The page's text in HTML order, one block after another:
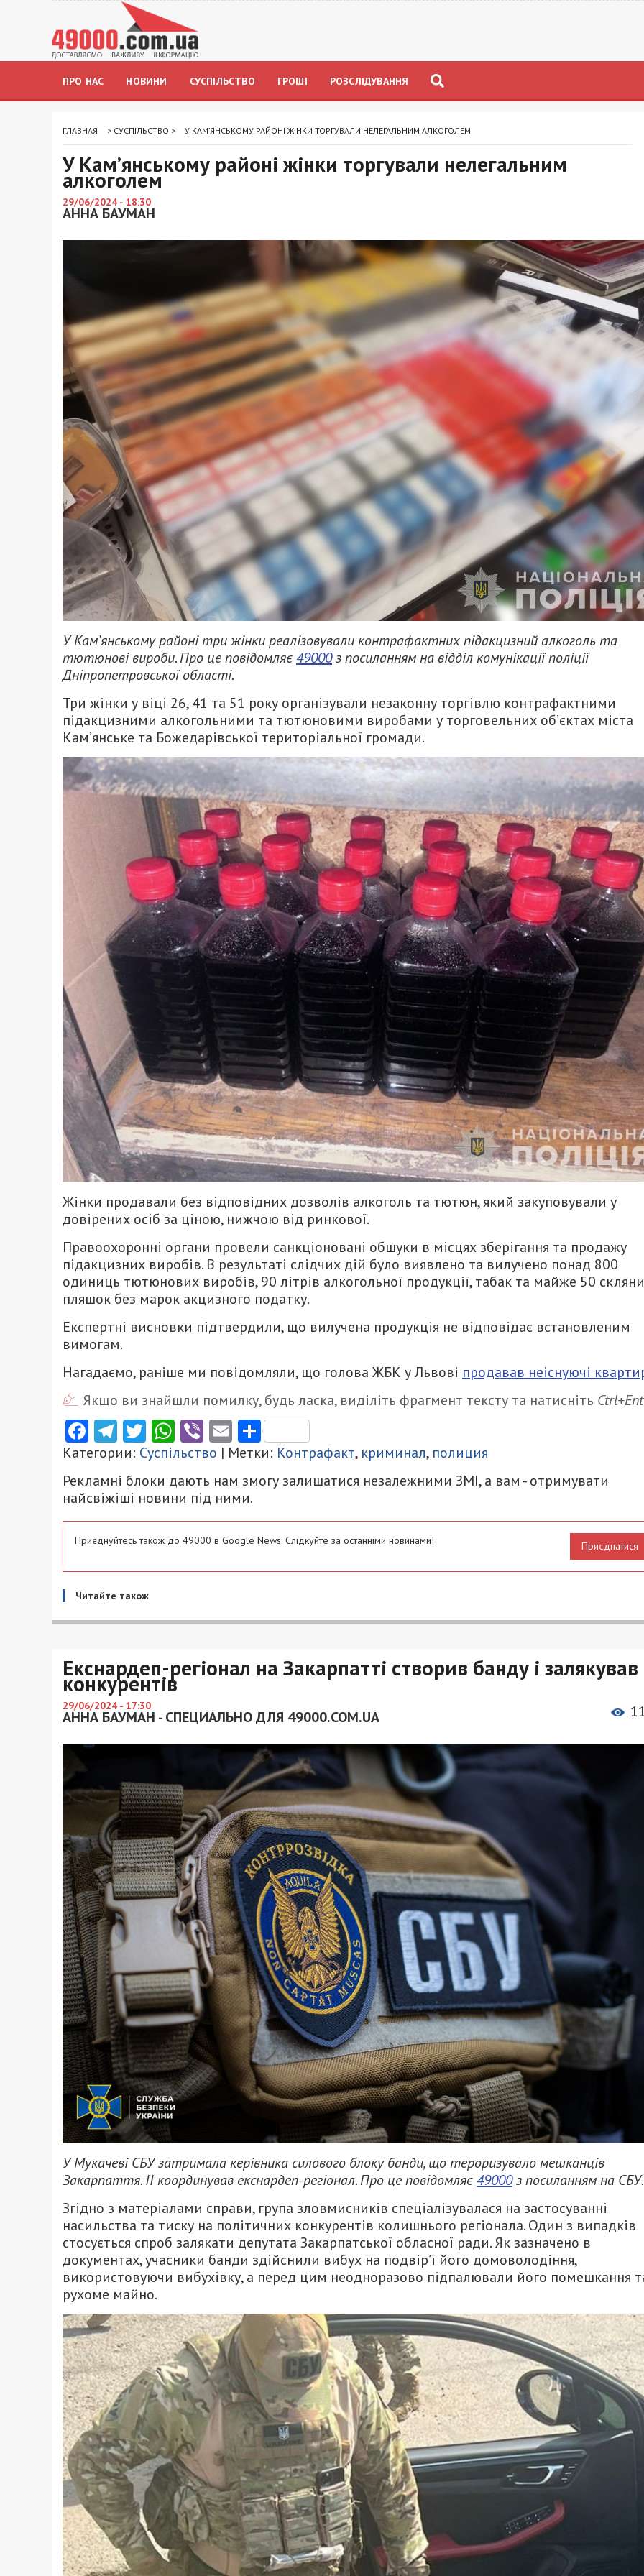
ПРО НАС НОВИНИ СУСПІЛЬСТВО ГРОШІ РОЗСЛІДУВАННЯ
ГЛАВНАЯ > СУСПІЛЬСТВО > У КАМ’ЯНСЬКОМУ РАЙОНІ ЖІНКИ ТОРГУВАЛИ НЕЛЕГАЛЬНИМ АЛКОГОЛЕМ
У Кам’янському районі жінки торгували нелегальним
алкоголем
29/06/2024 - 18:30
АННА БАУМАН
У Кам’янському районі три жінки реалізовували контрафактних підакцизний алкоголь та
тютюнові вироби. Про це повідомляє49000з посиланням на відділ комунікації поліції
Дніпропетровської області.
Три жінки у віці 26, 41 та 51 року організували незаконну торгівлю контрафактними
підакцизними алкогольними та тютюновими виробами у торговельних об’єктах міста
Кам’янське та Божедарівської територіальної громади.
Жінки продавали без відповідних дозволів алкоголь та тютюн, який закуповували у
довірених осіб за ціною, нижчою від ринкової.
Правоохоронні органи провели санкціоновані обшуки в місцях зберігання та продажу
підакцизних виробів. В результаті слідчих дій було виявлено та вилучено понад 800
одиниць тютюнових виробів, 90 літрів алкогольної продукції, табак та майже 50
пляшок без марок акцизного податку.
Експертні висновки підтвердили, що вилучена продукція не відповідає встановленим
вимогам.
Нагадаємо, раніше ми повідомляли, що голова ЖБК у Львові продавав неіснуючі
Якщо ви знайшли помилку, будь ласка, виділіть фрагмент тексту та натисніть
Facebook
Telegram
Twitter
WhatsApp
ViberEmailПоділитися
Категории: Суспільство | Метки: Контрафакт, криминал, полиция
Рекламні блоки дають нам змогу залишатися незалежними ЗМІ, а вам - отримувати
найсвіжіші новини під ними.
Приєднуйтесь також до 49000 в Google News. Слідкуйте за останніми новинами! Приєднатися
Читайте також
Екснардеп-регіонал на Закарпатті створив банду і залякував
конкурентів
29/06/2024 - 17:30
АННА БАУМАН - СПЕЦИАЛЬНО ДЛЯ 49000.COM.UA
У Мукачеві СБУ затримала керівника силового блоку банди, що тероризувало мешканців
Закарпаття. ЇЇ координував екснардеп-регіонал. Про це повідомляє49000з посиланням на СБУ.
Згідно з матеріалами справи, група зловмисників спеціалізувалася на застосуванні
насильства та тиску на політичних конкурентів колишнього регіонала. Один з випадків
стосується спроб залякати депутата Закарпатської обласної ради. Як зазначено в
документах, учасники банди здійснили вибух на подвір’ї його домоволодіння,
використовуючи вибухівку, а перед цим неодноразово підпалювали його помешкання
рухоме майно.